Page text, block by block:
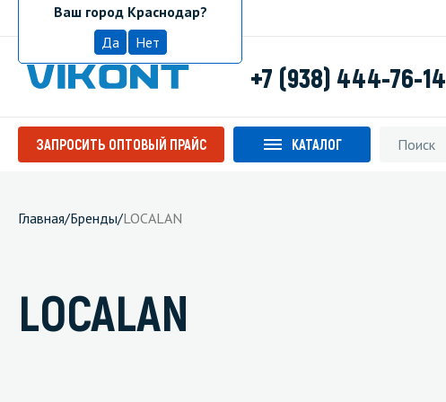
Краснодар
Ваш город Краснодар?
Да
Нет
+7 (938) 444-76-14
ЗАПРОСИТЬ ОПТОВЫЙ ПРАЙС КАТАЛОГ
Главная/Бренды/LOCALAN
LOCALAN